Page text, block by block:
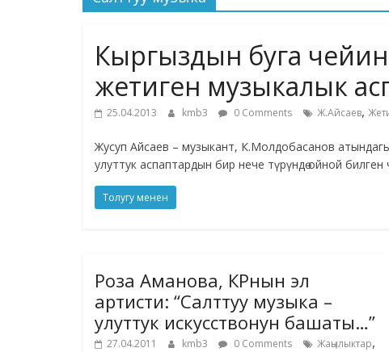
Кыргыздын буга
жетиген музыкалык
25.04.2013 kmb3 0 Comments Ж.Айсаев,
Жусуп Айсаев – музыкант, К.Молдобасанов
улуттук аспаптардын бир нече түрүндө ойной билген
Толугу менен
Роза Аманова, КРнын эл
артисти: “Салттуу музыка –
улуттук искусствонун башаты…”
27.04.2011 kmb3 0 Comments Жаңылыктар,